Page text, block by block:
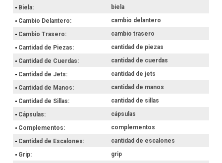
Biela
biela
Cambio Delantero
cambio delantero
Cambio Trasero
cambio trasero
Cantidad de Piezas
cantidad de piezas
Cantidad de Cuerdas
cantidad de cuerdas
Cantidad de Jets
cantidad de jets
Cantidad de Manos
cantidad de manos
Cantidad de Sillas
cantidad de sillas
Cápsulas
cápsulas
Complementos
complementos
Cantidad de Escalones
cantidad de escalones
Grip
grip